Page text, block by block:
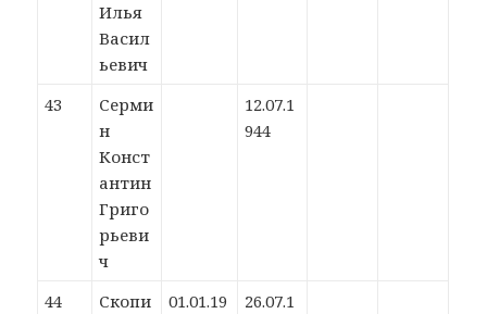
Илья
Васил
ьевич
43
Серми
н
Конст
антин
Григо
рьеви
ч
12.07.1
944
44
Скопи
01.01.19
26.07.1